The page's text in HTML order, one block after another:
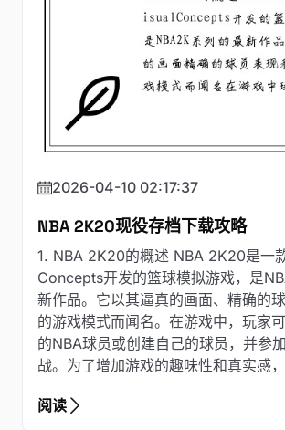
2026-04-10 02:17:37
NBA 2K20现役存档下载攻略
1. NBA 2K20的概述 NBA 2K20是一
Concepts开发的篮球模拟游戏，是
新作品。它以其逼真的画面、精确的
的游戏模式而闻名。在游戏中，玩家
的NBA球员或创建自己的球员，并参
战。为了增加游戏的趣味性和真实感
阅读